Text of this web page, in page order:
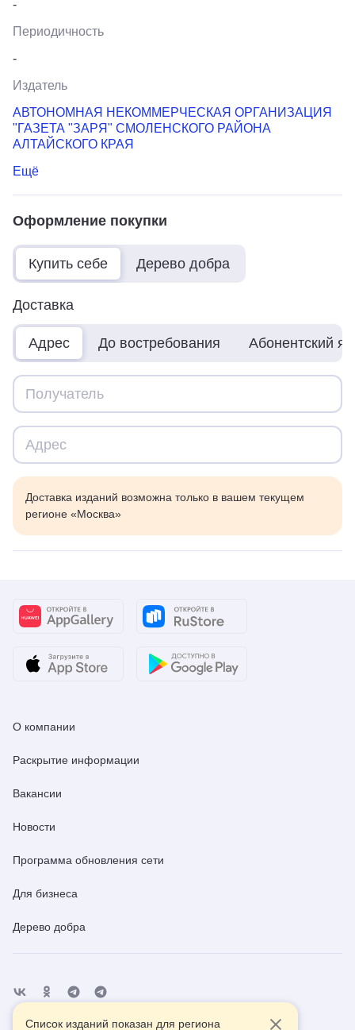
-
Периодичность
-
Издатель
АВТОНОМНАЯ НЕКОММЕРЧЕСКАЯ ОРГАНИЗАЦИЯ
"ГАЗЕТА "ЗАРЯ" СМОЛЕНСКОГО РАЙОНА
АЛТАЙСКОГО КРАЯ
Ещё
Оформление покупки
Купить себе Дерево добра
Доставка
Адрес До востребования Абонентский
Доставка изданий возможна только в вашем текущем
регионе «Москва»
О компании
Раскрытие информации
Вакансии
Новости
Программа обновления сети
Для бизнеса
Дерево добра
Список изданий показан для региона